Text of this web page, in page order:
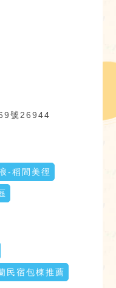
號26944
-稻間美徑
民宿包棟推薦